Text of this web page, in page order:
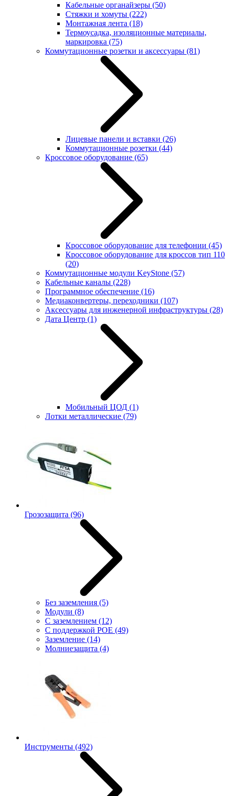
Кабельные органайзеры (50)
Стяжки и хомуты (222)
Монтажная лента (18)
Термоусадка, изоляционные материалы,
маркировка (75)
Коммутационные розетки и аксессуары (81)
Лицевые панели и вставки (26)
Коммутационные розетки (44)
Кроссовое оборудование (65)
Кроссовое оборудование для телефонии (45)
Кроссовое оборудование для кроссов тип 110
(20)
Коммутационные модули KeyStone (57)
Кабельные каналы (228)
Программное обеспечение (16)
Медиаконвертеры, переходники (107)
Аксессуары для инженерной инфраструктуры (28)
Дата Центр (1)
Мобильный ЦОД (1)
Лотки металлические (79)
Грозозащита (96)
Без заземления (5)
Модули (8)
С заземлением (12)
С поддержкой POE (49)
Заземление (14)
Молниезащита (4)
Инструменты (492)